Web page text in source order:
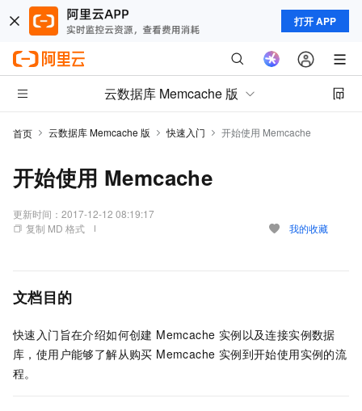
打开 APP
云数据库 Memcache 版
首页 云数据库 Memcache 版 快速入门 开始使用 Memcache
开始使用 Memcache
更新时间： 2017-12-12 08:19:17
复制 MD 格式
我的收藏
文档目的
快速入门旨在介绍如何创建 Memcache 实例以及连接实例数据
库，使用户能够了解从购买 Memcache 实例到开始使用实例的流
程。